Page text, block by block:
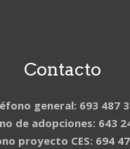
Contacto
general: 693 487
de adopciones: 643
proyecto CES: 694